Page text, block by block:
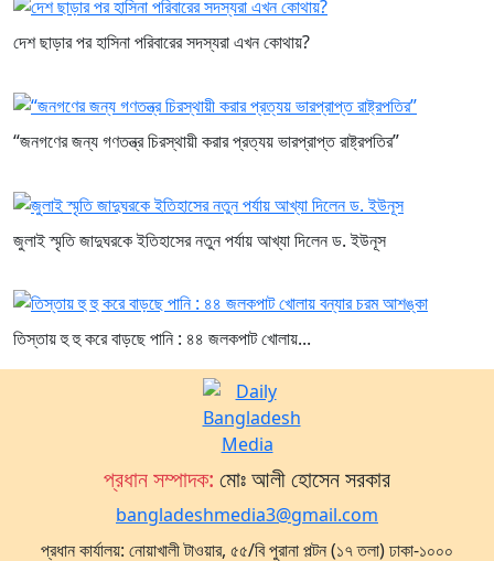
দেশ ছাড়ার পর হাসিনা পরিবারের সদস্যরা এখন কোথায়?
“জনগণের জন্য গণতন্ত্র চিরস্থায়ী করার প্রত্যয় ভারপ্রাপ্ত রাষ্ট্রপতির”
জুলাই স্মৃতি জাদুঘরকে ইতিহাসের নতুন পর্যায় আখ্যা দিলেন ড. ইউনূস
তিস্তায় হু হু করে বাড়ছে পানি : ৪৪ জলকপাট খোলায়...
প্রধান সম্পাদক: মোঃ আলী হোসেন সরকার
bangladeshmedia3@gmail.com
প্রধান কার্যালয়: নোয়াখালী টাওয়ার, ৫৫/বি পুরানা পল্টন (১৭ তলা) ঢাকা-১০০০